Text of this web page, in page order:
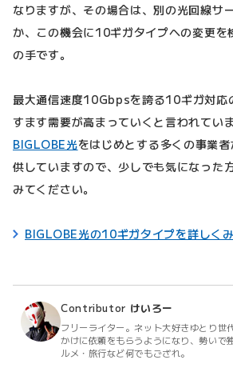
なりますが、その場合は、別の光回線サ
か、この機会に10ギガタイプへの変更を
の手です。
最大通信速度10Gbpsを誇る10ギガ対応
すます需要が高まっていくと言われてい
BIGLOBE光をはじめとする多くの事業
供していますので、少しでも気になった
みてください。
BIGLOBE光の10ギガタイプを詳しく
Contributor けいろー
フリーライター。ネット大好きゆとり世
かけに依頼をもらうようになり、勢いで
ルメ・旅行など何でもござれ。